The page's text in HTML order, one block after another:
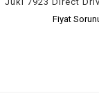
Fiyat